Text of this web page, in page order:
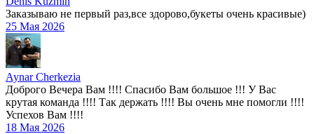
Заказываю не первый раз,все здорово,букеты очень красивые)
25 Мая 2026
Aynar Cherkezia
Доброго Вечера Вам !!!! Спасибо Вам большое !!! У Вас
крутая команда !!!! Так держать !!!! Вы очень мне помогли !!!!
Успехов Вам !!!!
18 Мая 2026